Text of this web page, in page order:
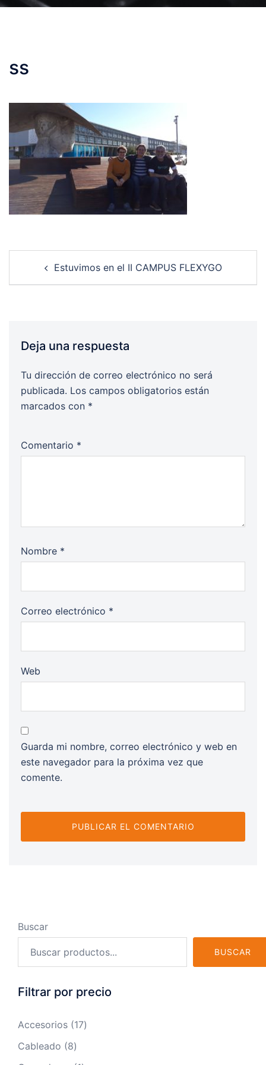
ss
navigationEstuvimos en el II CAMPUS FLEXYGO
Deja una respuesta
Tu dirección de correo electrónico no será
publicada. Los campos obligatorios están
marcados con *
Comentario *
Nombre *
Correo electrónico *
Web
Guarda mi nombre, correo electrónico y web en
este navegador para la próxima vez que
comente.
Buscar
BUSCAR
Filtrar por precio
Accesorios 1717
Cableado 88
productos